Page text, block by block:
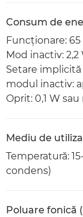
Consum de
Funcţionare:
Mod inactiv:
Setare
modul inactiv:
Oprit: 0,1 W
Mediu de
Temperatură:
condens)
Poluare fonică